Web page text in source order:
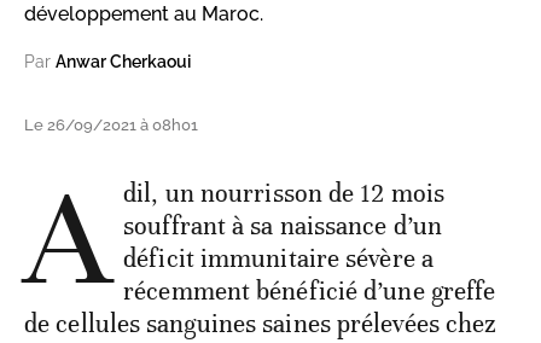
développement au Maroc.
Par Anwar Cherkaoui
Le 26/09/2021 à 08h01
A dil, un nourrisson de 12 mois
souffrant à sa naissance d’un
déficit immunitaire sévère a
récemment bénéficié d’une greffe
de cellules sanguines saines prélevées chez